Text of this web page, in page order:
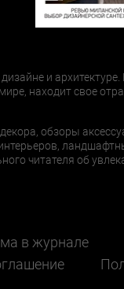
и
находит свое
обзоры
читателя об
в журнале